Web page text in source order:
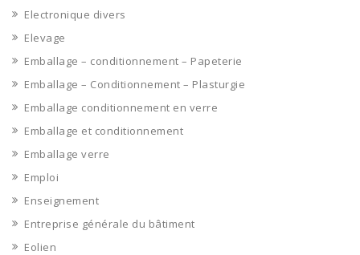
Electronique divers
Elevage
Emballage – conditionnement – Papeterie
Emballage – Conditionnement – Plasturgie
Emballage conditionnement en verre
Emballage et conditionnement
Emballage verre
Emploi
Enseignement
Entreprise générale du bâtiment
Eolien